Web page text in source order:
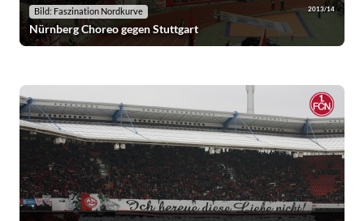
Bild: Faszination Nordkurve 2013/14
Nürnberg Choreo gegen Stuttgart